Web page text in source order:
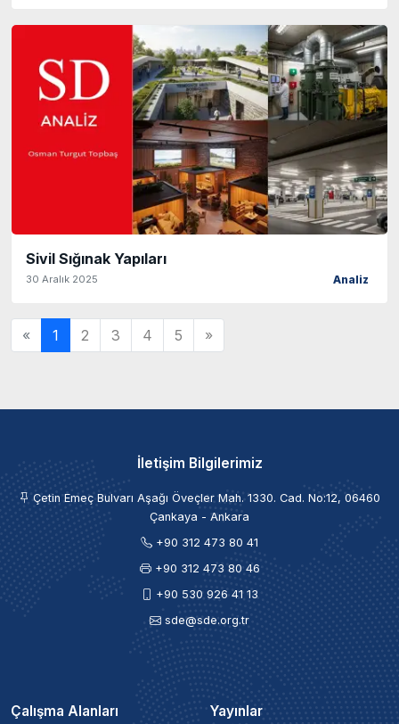
Sivil Sığınak Yapıları
30 Aralık 2025 Analiz
« 1 2 3 4 5 »
İletişim Bilgilerimiz
Çetin Emeç Bulvarı Aşağı Öveçler Mah. 1330. Cad. No:12, 06460
Çankaya - Ankara
+90 312 473 80 41
+90 312 473 80 46
+90 530 926 41 13
sde@sde.org.tr
Çalışma Alanları Yayınlar